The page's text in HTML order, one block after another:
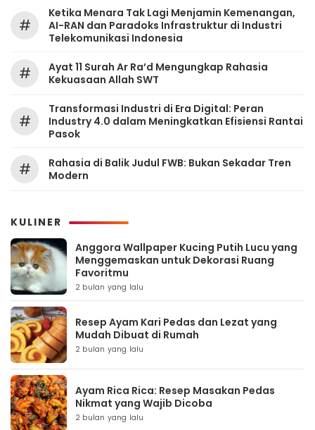
#
Ketika Menara Tak Lagi Menjamin Kemenangan,
AI-RAN dan Paradoks Infrastruktur di Industri
Telekomunikasi Indonesia
#
Ayat 11 Surah Ar Ra’d Mengungkap Rahasia
Kekuasaan Allah SWT
#
Transformasi Industri di Era Digital: Peran
Industry 4.0 dalam Meningkatkan Efisiensi Rantai
Pasok
#
Rahasia di Balik Judul FWB: Bukan Sekadar Tren
Modern
KULINER
Anggora Wallpaper Kucing Putih Lucu yang
Menggemaskan untuk Dekorasi Ruang
Favoritmu
2 bulan yang lalu
Resep Ayam Kari Pedas dan Lezat yang
Mudah Dibuat di Rumah
2 bulan yang lalu
Ayam Rica Rica: Resep Masakan Pedas
Nikmat yang Wajib Dicoba
2 bulan yang lalu